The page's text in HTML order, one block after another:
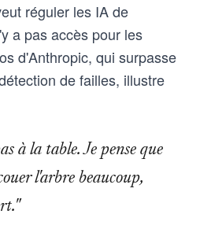
réguler les IA de
a pas accès pour les
d'Anthropic, qui surpasse
de failles, illustre
à la table. Je pense que
l'arbre beaucoup,